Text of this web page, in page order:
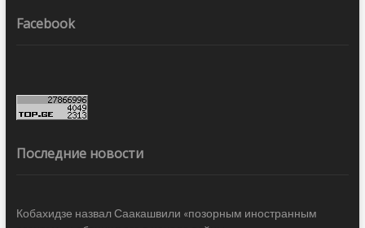
Facebook
Последние новости
Кобахидзе назвал Саакашвили «позорным иностранным